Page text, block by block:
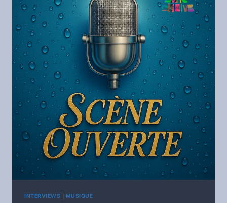
INTERVIEWS MUSIQUE